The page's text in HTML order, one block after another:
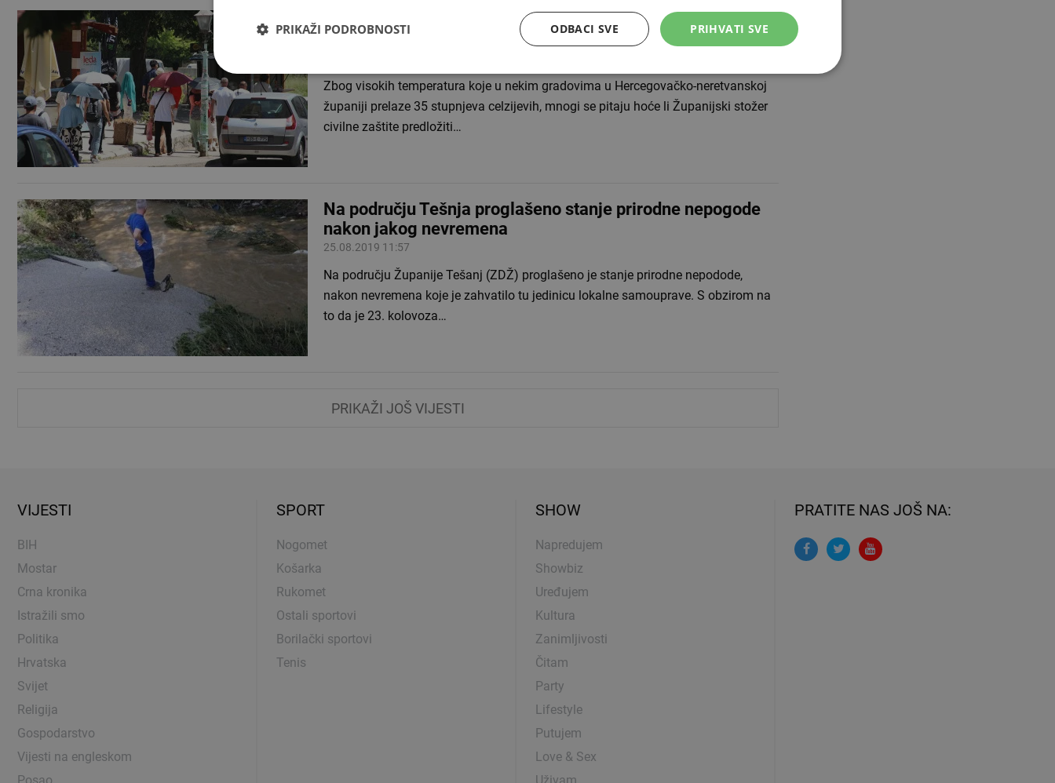
Mnogi se pitaju treba li Stožer civilne zaštite zbog vrućina
Vladi HNŽ predložiti proglašenje stanja prirodne nepogode
Zbog visokih temperatura koje u nekim gradovima u Hercegovačko-neretvanskoj
županiji prelaze 35 stupnjeva celzijevih, mnogi se pitaju hoće li Županijski stožer
civilne zaštite predložiti…
Na području Tešnja proglašeno stanje prirodne nepogode
nakon jakog nevremena
25.08.2019 11:57
Na području Županije Tešanj (ZDŽ) proglašeno je stanje prirodne nepodode,
nakon nevremena koje je zahvatilo tu jedinicu lokalne samouprave. S obzirom na
to da je 23. kolovoza…
PRIKAŽI JOŠ VIJESTI
VIJESTI
BIH
Mostar
Crna kronika
Istražili smo
Politika
Hrvatska
Svijet
Religija
Gospodarstvo
Vijesti na engleskom
SPORT
Nogomet
Košarka
Rukomet
Ostali sportovi
Borilački sportovi
Tenis
SHOW
Napredujem
Showbiz
Uređujem
Kultura
Zanimljivosti
Čitam
Party
Lifestyle
Putujem
Love & Sex
PRATITE NAS JOŠ NA:
PRIHVATI SVE
ODBACI SVE
PRIKAŽI PODROBNOSTI